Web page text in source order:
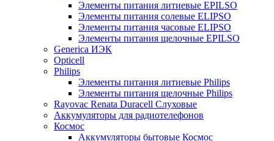
Элементы питания литиевые EPILSO
Элементы питания солевые ELIPSO
Элементы питания часовые ELIPSO
Элементы питания щелочные EPILSO
Generica ИЭК
Opticell
Philips
Элементы питания литиевые Philips
Элементы питания щелочные Philips
Rayovac Renata Duracell Слуховые
Аккумуляторы для радиотелефонов
Космос
Аккумуляторы бытовые Космос